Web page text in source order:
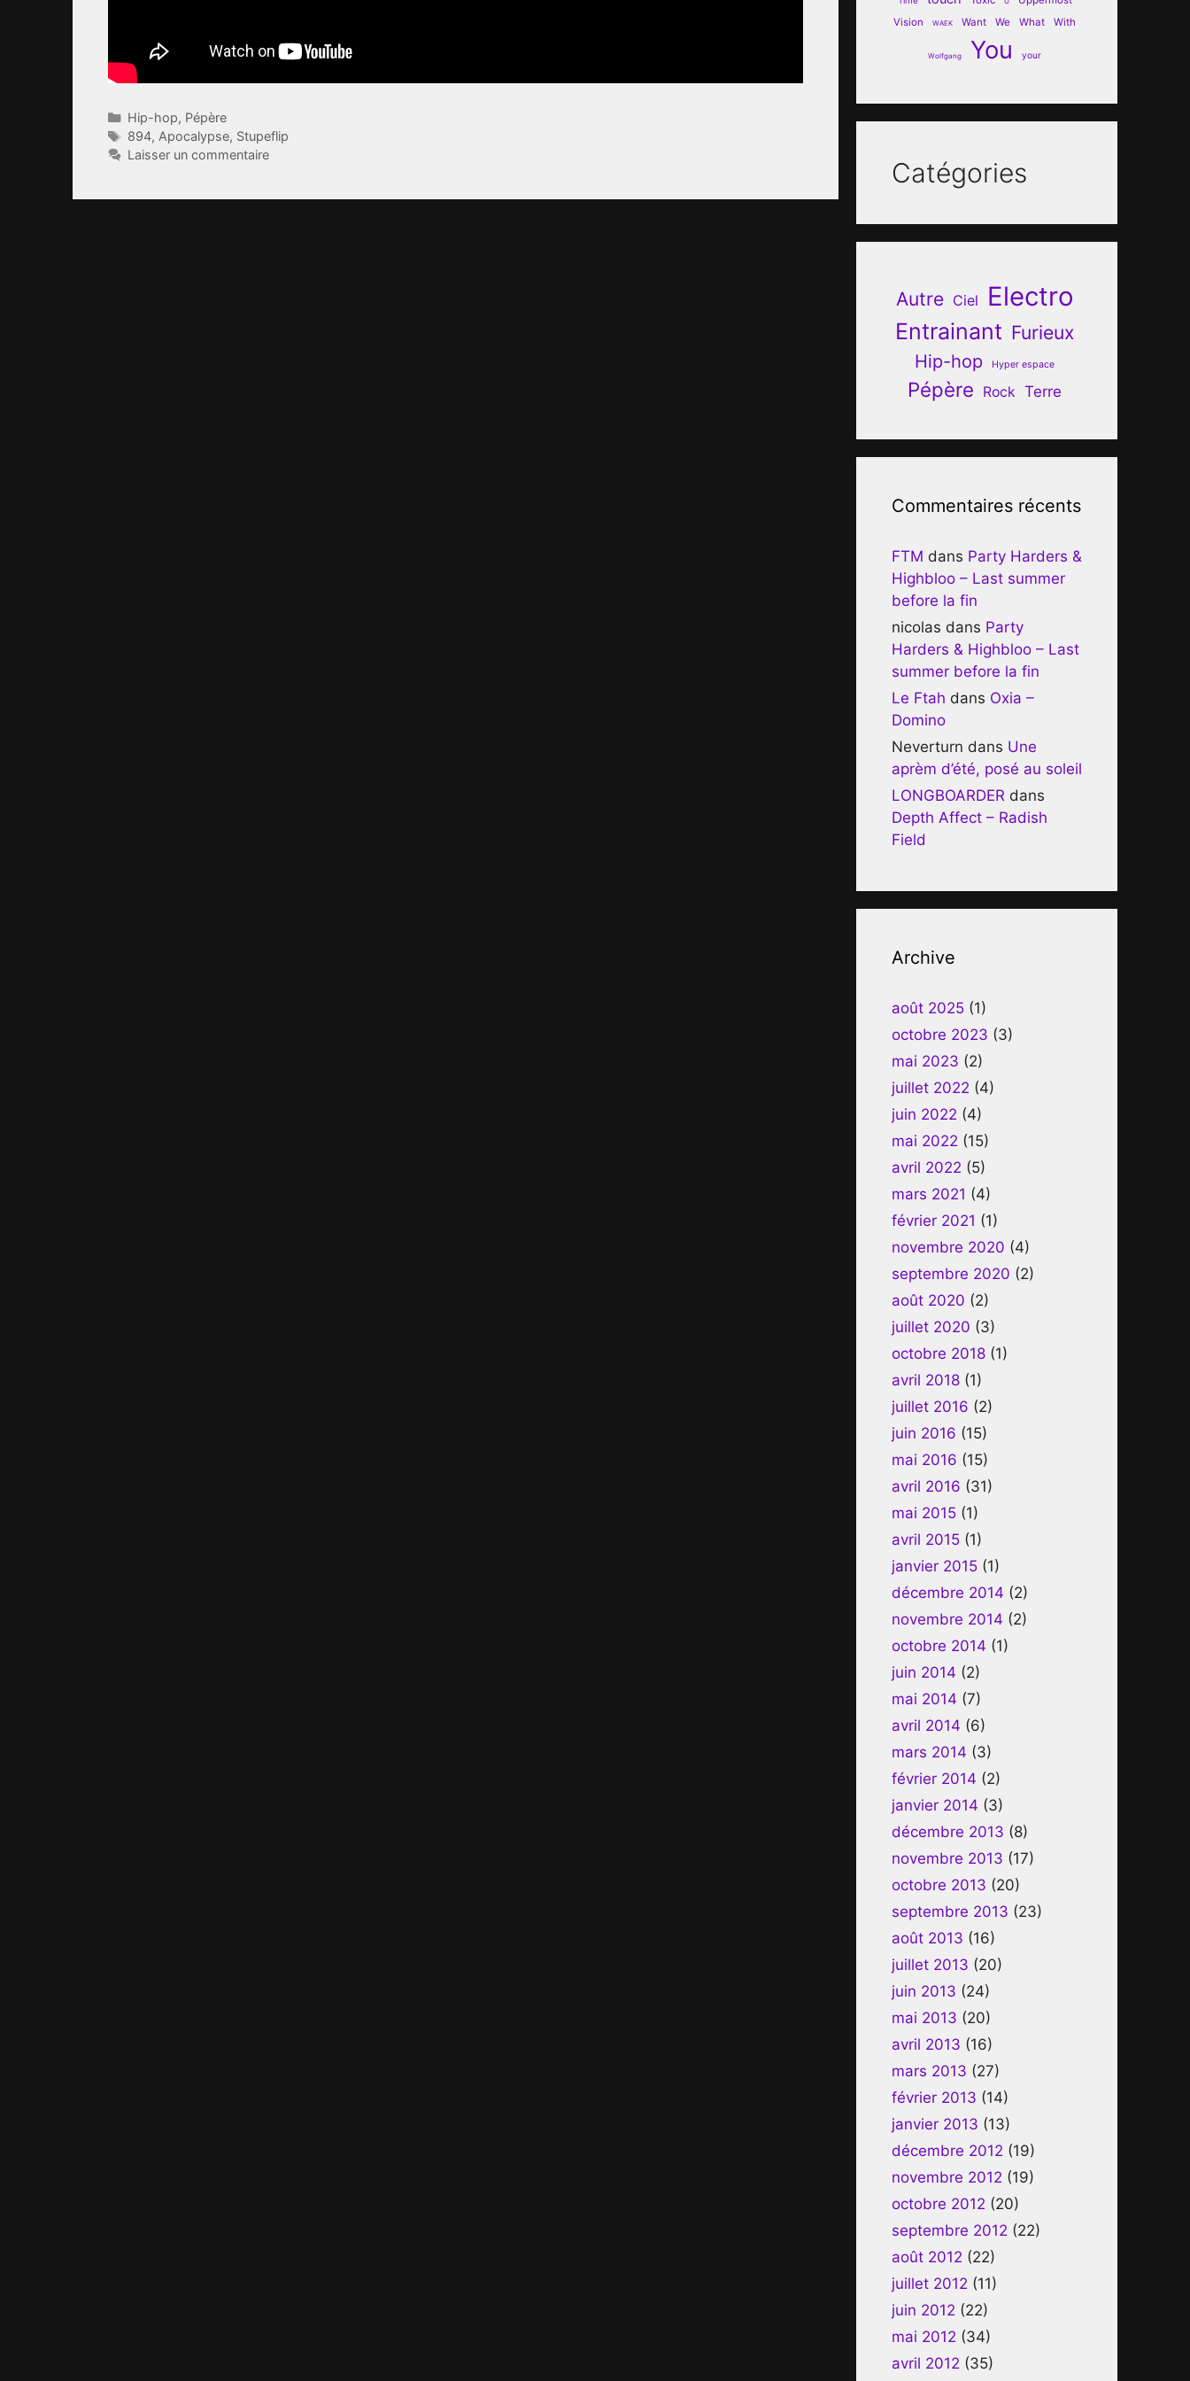
Catégories
Hip-hop, Pépère
Étiquettes
894, Apocalypse, Stupeflip
Laisser un commentaire
Vision
WAEK Want We What With
Wolfgang You your
Catégories
Autre Ciel Electro
Entrainant Furieux
Hip-hop Hyper espace
Pépère Rock Terre
Commentaires récents
FTM dans Party Harders &
Highbloo – Last summer
before la fin
nicolas dans Party
Harders & Highbloo – Last
summer before la fin
Le Ftah dans Oxia –
Domino
Neverturn dans Une
aprèm d’été, posé au soleil
LONGBOARDER dans
Depth Affect – Radish
Field
Archive
août 2025 (1)
octobre 2023 (3)
mai 2023 (2)
juillet 2022 (4)
juin 2022 (4)
mai 2022 (15)
avril 2022 (5)
mars 2021 (4)
février 2021 (1)
novembre 2020 (4)
septembre 2020 (2)
août 2020 (2)
juillet 2020 (3)
octobre 2018 (1)
avril 2018 (1)
juillet 2016 (2)
juin 2016 (15)
mai 2016 (15)
avril 2016 (31)
mai 2015 (1)
avril 2015 (1)
janvier 2015 (1)
décembre 2014 (2)
novembre 2014 (2)
octobre 2014 (1)
juin 2014 (2)
mai 2014 (7)
avril 2014 (6)
mars 2014 (3)
février 2014 (2)
janvier 2014 (3)
décembre 2013 (8)
novembre 2013 (17)
octobre 2013 (20)
septembre 2013 (23)
août 2013 (16)
juillet 2013 (20)
juin 2013 (24)
mai 2013 (20)
avril 2013 (16)
mars 2013 (27)
février 2013 (14)
janvier 2013 (13)
décembre 2012 (19)
novembre 2012 (19)
octobre 2012 (20)
septembre 2012 (22)
août 2012 (22)
juillet 2012 (11)
juin 2012 (22)
mai 2012 (34)
avril 2012 (35)